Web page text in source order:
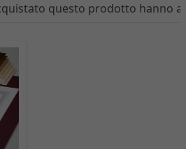
questo prodotto hanno